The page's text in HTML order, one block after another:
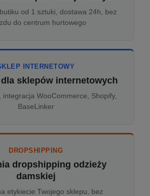
od 1 sztuki, dostawa 24h, bez
do centrum hurtowego
INTERNETOWY
sklepów internetowych
integracja WooCommerce, Shopify,
BaseLinker
DROPSHIPPING
dropshipping odzieży
damskiej
etykiecie Twojego sklepu, bez